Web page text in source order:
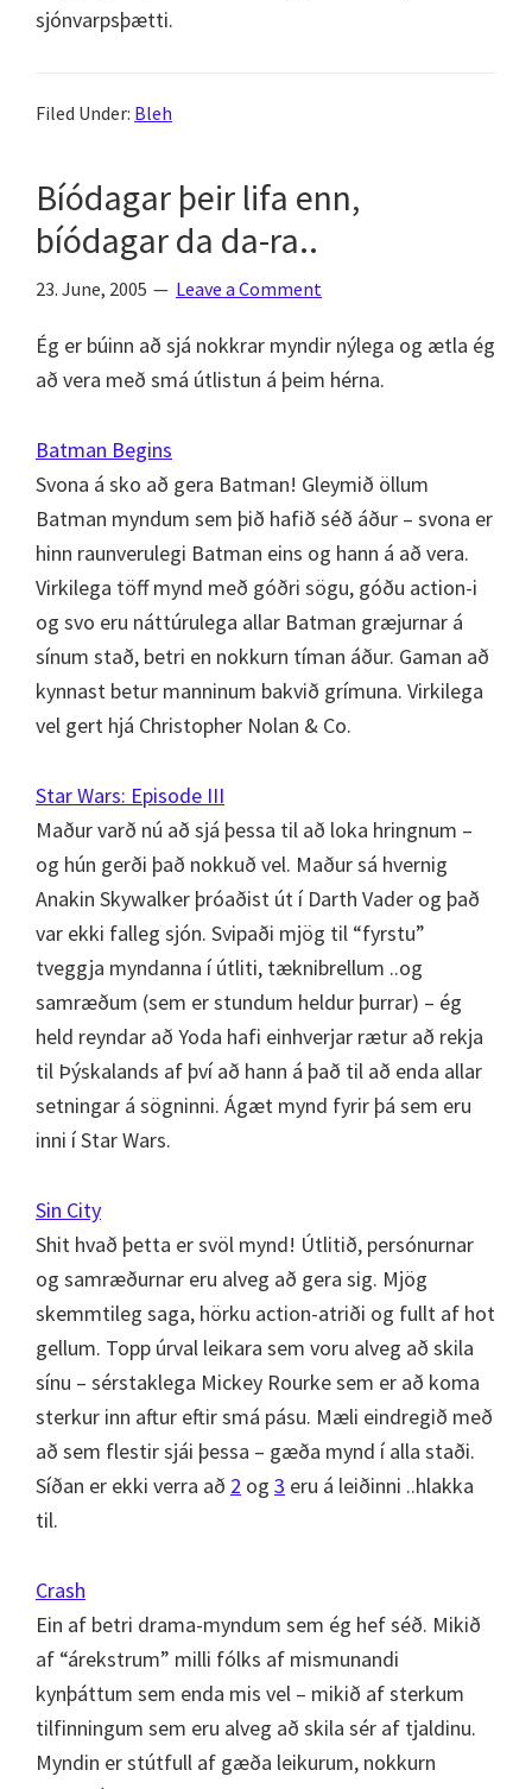
sjónvarpsþætti.
Filed Under: Bleh
Bíódagar þeir lifa enn,
bíódagar da da-ra..
23. June, 2005 Leave a Comment
Ég er búinn að sjá nokkrar myndir nýlega og ætla ég
að vera með smá útlistun á þeim hérna.
Batman Begins
Svona á sko að gera Batman! Gleymið öllum
Batman myndum sem þið hafið séð áður – svona er
hinn raunverulegi Batman eins og hann á að vera.
Virkilega töff mynd með góðri sögu, góðu action-i
og svo eru náttúrulega allar Batman græjurnar á
sínum stað, betri en nokkurn tíman áður. Gaman að
kynnast betur manninum bakvið grímuna. Virkilega
vel gert hjá Christopher Nolan & Co.
Star Wars: Episode III
Maður varð nú að sjá þessa til að loka hringnum –
og hún gerði það nokkuð vel. Maður sá hvernig
Anakin Skywalker þróaðist út í Darth Vader og það
var ekki falleg sjón. Svipaði mjög til “fyrstu”
tveggja myndanna í útliti, tæknibrellum ..og
samræðum (sem er stundum heldur þurrar) – ég
held reyndar að Yoda hafi einhverjar rætur að rekja
til Þýskalands af því að hann á það til að enda allar
setningar á sögninni. Ágæt mynd fyrir þá sem eru
inni í Star Wars.
Sin City
Shit hvað þetta er svöl mynd! Útlitið, persónurnar
og samræðurnar eru alveg að gera sig. Mjög
skemmtileg saga, hörku action-atriði og fullt af hot
gellum. Topp úrval leikara sem voru alveg að skila
sínu – sérstaklega Mickey Rourke sem er að koma
sterkur inn aftur eftir smá pásu. Mæli eindregið með
að sem flestir sjái þessa – gæða mynd í alla staði.
Síðan er ekki verra að 2 og 3 eru á leiðinni ..hlakka
til.
Crash
Ein af betri drama-myndum sem ég hef séð. Mikið
af “árekstrum” milli fólks af mismunandi
kynþáttum sem enda mis vel – mikið af sterkum
tilfinningum sem eru alveg að skila sér af tjaldinu.
Myndin er stútfull af gæða leikurum, nokkurn